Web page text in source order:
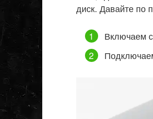
диск. Давайте по
Включаем